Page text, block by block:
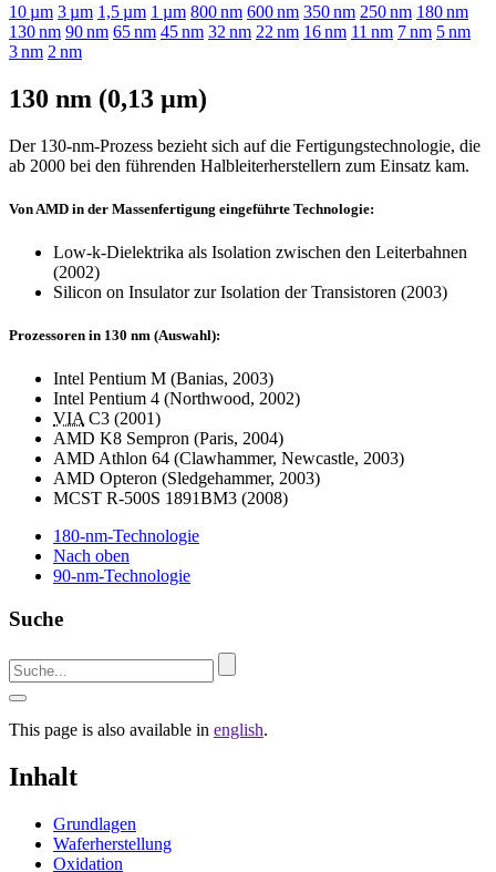
10µm 3µm 1,5µm 1 µm 800 nm 600 nm 350 nm 250 nm 180 nm
130 nm 90 nm 65 nm 45 nm 32 nm 22 nm 16 nm 11 nm 7 nm 5 nm
3 nm 2 nm
130 nm (0,13 µm)
Der 130-nm-Prozess bezieht sich auf die Fertigungstechnologie, die
ab 2000 bei den führenden Halbleiterherstellern zum Einsatz kam.
Von AMD in der Massenfertigung eingeführte Technologie:
Low-k-Dielektrika als Isolation zwischen den Leiterbahnen
(2002)
Silicon on Insulator zur Isolation der Transistoren (2003)
Prozessoren in 130 nm (Auswahl):
Intel Pentium M (Banias, 2003)
Intel Pentium 4 (Northwood, 2002)
VIA C3 (2001)
AMD K8 Sempron (Paris, 2004)
AMD Athlon 64 (Clawhammer, Newcastle, 2003)
AMD Opteron (Sledgehammer, 2003)
MCST R-500S 1891BM3 (2008)
180-nm-Technologie
Nach oben
90-nm-Technologie
Suche
This page is also available in english.
Inhalt
Grundlagen
Waferherstellung
Oxidation